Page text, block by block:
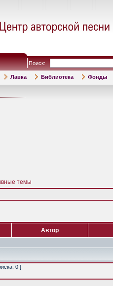
Поиск:
Лавка Библиотека Фонды
темы
Автор
0 ]